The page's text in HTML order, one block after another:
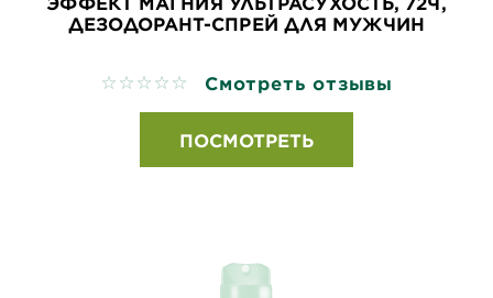
ДЕЗОДОРАНТ-СПРЕЙ ДЛЯ МУЖЧИН
No reviews Смотреть отзывы
ПОСМОТРЕТЬ